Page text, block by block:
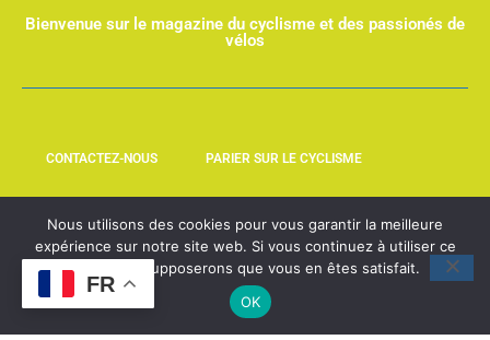
Bienvenue sur le magazine du cyclisme et des passionés de
vélos
CONTACTEZ-NOUS PARIER SUR LE CYCLISME
LEQUIPE237.COM NOUVELHOMME.FR
@2025 – All Rights Reserved. Designed and Developed by
FR
Nous utilisons des cookies pour vous garantir la meilleure
expérience sur notre site web. Si vous continuez à utiliser ce
site, nous supposerons que vous en êtes satisfait.
OK